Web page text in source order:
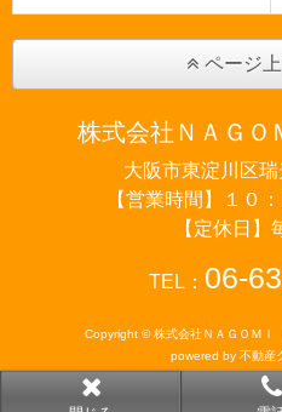
ページ
株式会社ＮＡＧ
大阪市東淀川区
【営業時間】１０
【定休日】
TEL： 06-
Copyright © 株式会社ＮＡＧＯＭＩ
powered by 不動産